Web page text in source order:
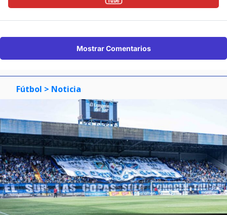
Mostrar Comentarios
Fútbol > Noticia